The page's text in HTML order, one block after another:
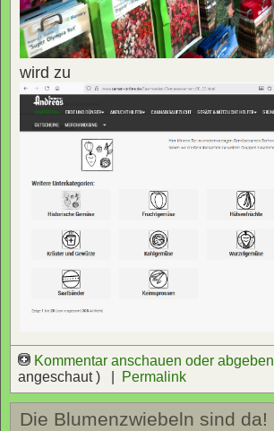
wird zu
Kommentar anschauen oder abgeben
angeschaut ) |
Permalink
Die Blumenzwiebeln sind da!